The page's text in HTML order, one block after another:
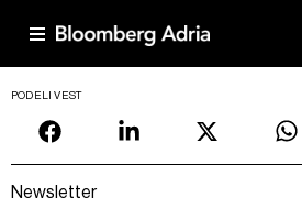
PODELI VEST
Newsletter